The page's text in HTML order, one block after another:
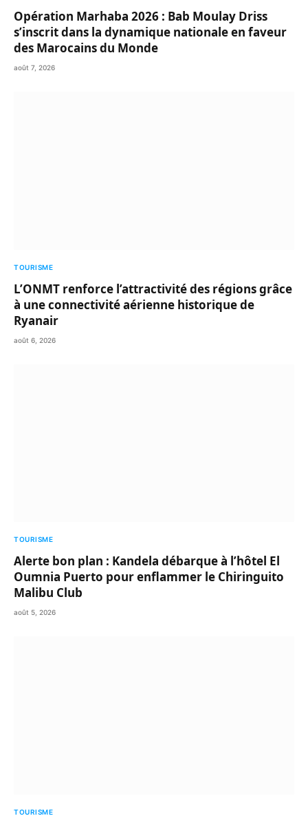
Opération Marhaba 2026 : Bab Moulay Driss
s’inscrit dans la dynamique nationale en faveur
des Marocains du Monde
août 7, 2026
TOURISME
L’ONMT renforce l’attractivité des régions grâce
à une connectivité aérienne historique de
Ryanair
août 6, 2026
TOURISME
Alerte bon plan : Kandela débarque à l’hôtel El
Oumnia Puerto pour enflammer le Chiringuito
Malibu Club
août 5, 2026
TOURISME